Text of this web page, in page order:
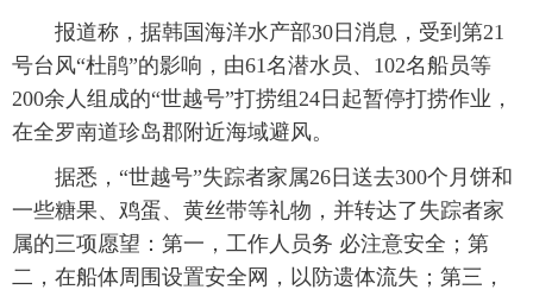
金融 公益 军事 无人机
富媒体 摄影 新华广播
报道称，据韩国海洋水产部30日消息，受到第21
号台风“杜鹃”的影响，由61名潜水员、102名船员等
200余人组成的“世越号”打捞组24日起暂停打捞作业，
在全罗南道珍岛郡附近海域避风。
据悉，“世越号”失踪者家属26日送去300个月饼和
一些糖果、鸡蛋、黄丝带等礼物，并转达了失踪者家
属的三项愿望：第一，工作人员务 必注意安全；第
二，在船体周围设置安全网，以防遗体流失；第三，